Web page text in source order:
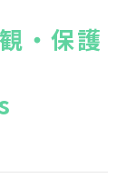
索
・保護